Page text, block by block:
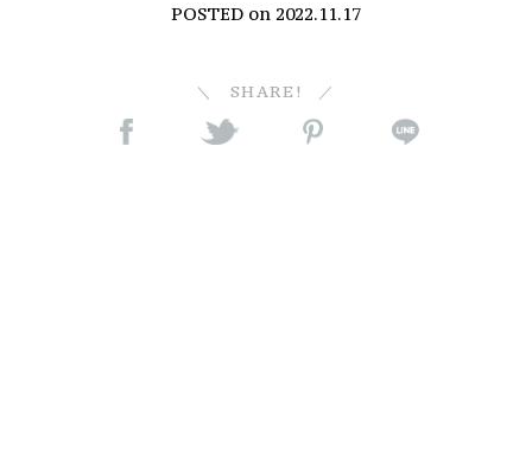
POSTED on 2022.11.17
SHARE!